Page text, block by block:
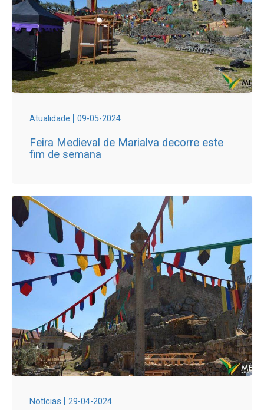
Atualidade | 09-05-2024
Feira Medieval de Marialva decorre este
fim de semana
Notícias | 29-04-2024